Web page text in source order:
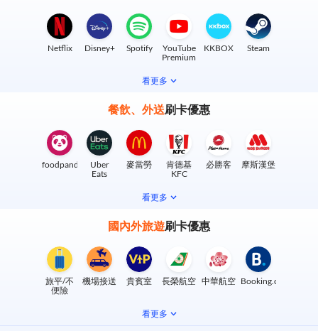
Netflix Disney+ Spotify
YouTube
Premium
KKBOX Steam
看更多
餐飲、外送刷卡優惠
foodpanda
Uber
Eats
麥當勞
肯德基
KFC
必勝客 摩斯漢堡
看更多
國內外旅遊刷卡優惠
旅平/不
便險
機場接送 貴賓室 長榮航空 中華航空 Booking.com
看更多